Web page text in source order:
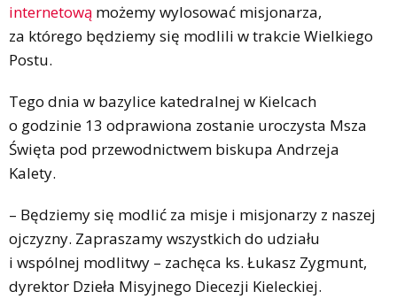
internetową możemy wylosować misjonarza,
za którego będziemy się modlili w trakcie Wielkiego
Postu.
Tego dnia w bazylice katedralnej w Kielcach
o godzinie 13 odprawiona zostanie uroczysta Msza
Święta pod przewodnictwem biskupa Andrzeja
Kalety.
– Będziemy się modlić za misje i misjonarzy z naszej
ojczyzny. Zapraszamy wszystkich do udziału
i wspólnej modlitwy – zachęca ks. Łukasz Zygmunt,
dyrektor Dzieła Misyjnego Diecezji Kieleckiej.